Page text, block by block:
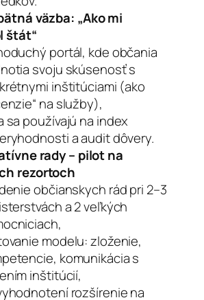
väzba: „Ako mi
štát“
portál, kde občania
svoju skúsenosť s
inštitúciami (ako
na služby),
sa používajú na index
a audit dôvery.
rady – pilot na
rezortoch
občianskych rád pri 2–3
a 2 veľkých
modelu: zloženie,
komunikácia s
inštitúcií,
rozšírenie na